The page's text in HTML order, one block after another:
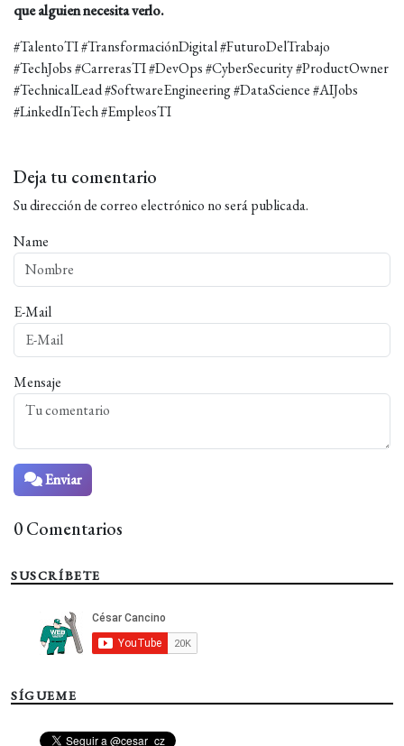
que alguien necesita verlo.
#TalentoTI #TransformaciónDigital #FuturoDelTrabajo
#TechJobs #CarrerasTI #DevOps #CyberSecurity #ProductOwner
#TechnicalLead #SoftwareEngineering #DataScience #AIJobs
#LinkedInTech #EmpleosTI
Deja tu comentario
Su dirección de correo electrónico no será publicada.
Name
E-Mail
Mensaje
Enviar
0 Comentarios
SUSCRÍBETE
SÍGUEME